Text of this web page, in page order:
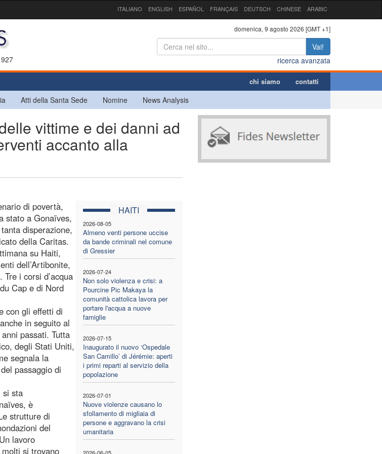
ITALIANO ENGLISH ESPAÑOL FRANÇAIS DEUTSCH CHINESE ARABIC
domenica, 9 agosto 2026 [GMT +1]
Vai!
ricerca avanzata
chi siamo contatti
Atti della Santa Sede Nomine News Analysis
vittime e dei danni ad
accanto alla
HAITI
2026-08-05
Almeno venti persone uccise
da bande criminali nel comune
di Gressier
2026-07-24
Non solo violenza e crisi: a
Pourcine Pic Makaya la
comunità cattolica lavora per
portare l'acqua a nuove
famiglie
2026-07-15
Inaugurato il nuovo ‘Ospedale
San Camillo’ di Jérémie: aperti
i primi reparti al servizio della
popolazione
2026-07-01
Nuove violenze causano lo
sfollamento di migliaia di
persone e aggravano la crisi
umanitaria
di povertà,
stato a Gonaïves,
disperazione,
della Caritas.
su Haiti,
dell’Artibonite,
i corsi d’acqua
Cap e di Nord
con gli effetti di
in seguito al
passati. Tutta
degli Stati Uniti,
segnala la
passaggio di
si sta
è
strutture di
del
lavoro
si trovano